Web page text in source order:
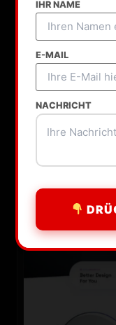
IHR NAME
E-MAIL
NACHRICHT